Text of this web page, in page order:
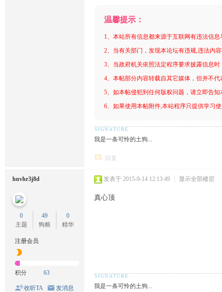
温馨提示：
1、本站所有信息都来源于互联网有违法信
2、当有关部门，发现本论坛有违规,违法内
3、当政府机关依照法定程序要求披露信息
4、本帖部分内容转载自其它媒体，但并不
5、如本帖侵犯到任何版权问题，请立即告
6、如果使用本帖附件,本站程序只提供学习
我是一条可怜的土狗...
回复
hnvhr3j8d
0
主题
49
狗粮
0
精华
注册会员
积分 63
收听TA 发消息
发表于 2015-9-14 12:13:49 | 显示全部楼层
真心顶
我是一条可怜的土狗...